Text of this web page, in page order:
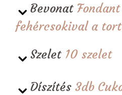
Bevonat
fehércsokival a
Szelet 10 szelet
Díszítés 3db